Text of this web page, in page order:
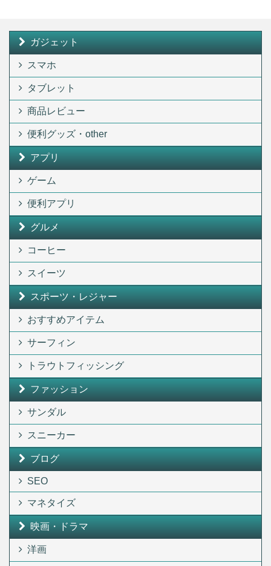
ガジェット
スマホ
タブレット
商品レビュー
便利グッズ・other
アプリ
ゲーム
便利アプリ
グルメ
コーヒー
スイーツ
スポーツ・レジャー
おすすめアイテム
サーフィン
トラウトフィッシング
ファッション
サンダル
スニーカー
ブログ
SEO
マネタイズ
映画・ドラマ
洋画